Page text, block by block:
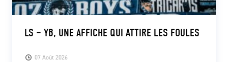
07 Août 2026
LS – YB, UNE AFFICHE QUI ATTIRE LES FOULES